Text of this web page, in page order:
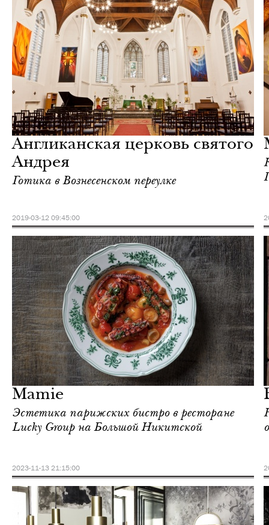
Англиканская церковь святого
Андрея
Готика в Вознесенском переулке
2019-03-12 09:45:00
Mamie
Эстетика парижских бистро в ресторане
Lucky Group на Большой Никитской
2023-11-13 21:15:00